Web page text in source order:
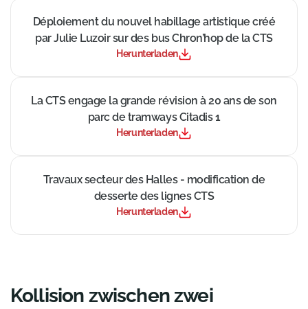
Déploiement du nouvel habillage artistique créé
par Julie Luzoir sur des bus Chron’hop de la CTS
Herunterladen
((Neues Fenster))
La CTS engage la grande révision à 20 ans de son
parc de tramways Citadis 1
Herunterladen
((Neues Fenster))
Travaux secteur des Halles - modification de
desserte des lignes CTS
Herunterladen
((Neues Fenster))
Kollision zwischen zwei